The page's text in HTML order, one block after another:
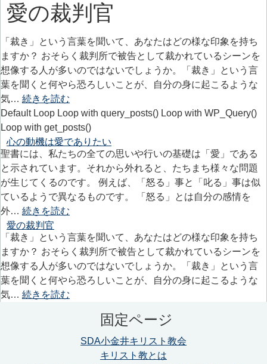
愛の裁判官
「裁き」という言葉を聞いて、あなたはどの様な印象を持ち
ますか？ おそらく裁判所で被告として裁かれているシーンを
想像する人が多いのではないでしょうか。「裁き」という言
葉を聞くと何やら恐ろしいことが、自分の身に起こるような
気… 続きを読む
Default Loop Loop with query_posts() Loop with WP_Query()
Loop with get_posts()
心の動機は愛でありたい
聖書には、私たちの全ての思いや行いの基礎は「愛」である
と示されています。それから外れると、たちまち様々な問題
が生じてくるのです。 例えば、「怒る」事と「叱る」事は似
ているようで異なるものです。 「怒る」とは自分の感情を
外… 続きを読む
愛の裁判官
「裁き」という言葉を聞いて、あなたはどの様な印象を持ち
ますか？ おそらく裁判所で被告として裁かれているシーンを
想像する人が多いのではないでしょうか。「裁き」という言
葉を聞くと何やら恐ろしいことが、自分の身に起こるような
気… 続きを読む
固定ページ
SDA小金井キリスト教会
キリスト教とは